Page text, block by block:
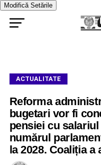
Modifică Setările
ACTUALITATE
Reforma
bugetari vor fi
pensiei cu
numărul
la 2028. Coaliția a